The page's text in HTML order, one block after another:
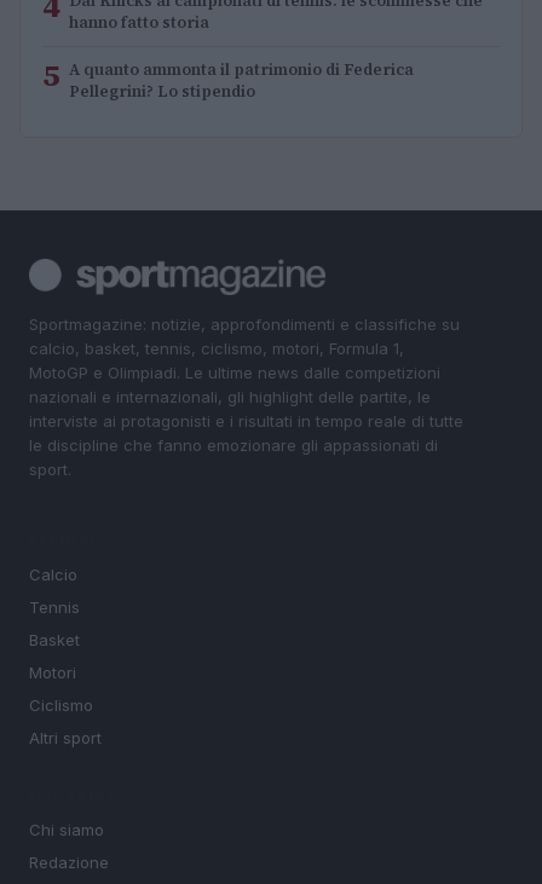
hanno fatto storia
5 A quanto ammonta il patrimonio di Federica
Pellegrini? Lo stipendio
Sportmagazine: notizie, approfondimenti e classifiche su
calcio, basket, tennis, ciclismo, motori, Formula 1,
MotoGP e Olimpiadi. Le ultime news dalle competizioni
nazionali e internazionali, gli highlight delle partite, le
interviste ai protagonisti e i risultati in tempo reale di tutte
le discipline che fanno emozionare gli appassionati di
sport.
Calcio
Tennis
Basket
Motori
Ciclismo
Altri sport
Chi siamo
Redazione